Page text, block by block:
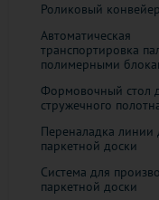
Роликовый
Автоматическая
транспортировка
полимерными
Формовочный стол
стружечного
Переналадка линии
паркетной доски
Система для
паркетной доски